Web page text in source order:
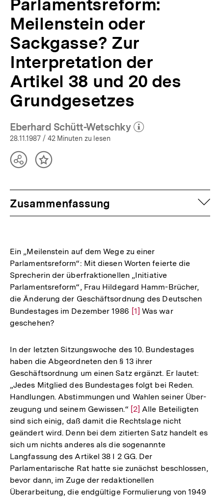
Parlamentsreform:
Meilenstein oder
Sackgasse? Zur
Interpretation der
Artikel 38 und 20 des
Grundgesetzes
Eberhard Schütt-Wetschky
(Mehr zum Autor)
28.11.1987 / 42 Minuten zu lesen
TeilenInhalt
Zusammenfassung
Ein „Meilenstein auf dem Wege zu einer
Parlamentsreform“: Mit diesen Worten feierte die
Sprecherin der überfraktionellen „Initiative
Parlamentsreform“, Frau Hildegard Hamm-Brücher,
die Änderung der Geschäftsordnung des Deutschen
Bundestages im Dezember 1986 Zur
Fußnote
[1] Was war
geschehen?
In der letzten Sitzungswoche des 10. Bundestages
haben die Abgeordneten den § 13 ihrer
Geschäftsordnung um einen Satz ergänzt. Er lautet:
„Jedes Mitglied des Bundestages folgt bei Reden.
Handlungen. Abstimmungen und Wahlen seiner Über-
zeugung und seinem Gewissen.“ Zur
Auflösung
der
Fußnote
[2] Alle Beteiligten
sind sich einig, daß damit die Rechtslage nicht
geändert wird. Denn bei dem zitierten Satz handelt es
sich um nichts anderes als die sogenannte
Langfassung des Artikel 38 I 2 GG. Der
Parlamentarische Rat hatte sie zunächst beschlossen,
bevor dann, im Zuge der redaktionellen
Überarbeitung, die endgültige Formulierung von 1949